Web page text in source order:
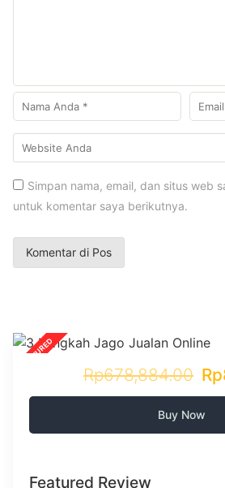
Simpan nama, email, dan situs web
untuk komentar saya berikutnya.
Rp678,884.00
Buy Now
Featured Review